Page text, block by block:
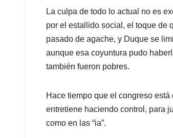
La culpa de todo lo actual no es
por el estallido social, el toque de
pasado de agache, y Duque se
aunque esa coyuntura pudo
también fueron pobres.
Hace tiempo que el congreso
entretiene haciendo control, para
como en las “ia”.